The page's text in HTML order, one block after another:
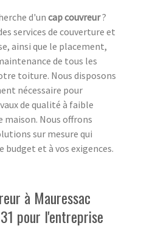
d'un cap couvreur?
services de couverture et
ainsi que le placement,
de tous les
toiture. Nous disposons
nécessaire pour
de qualité à faible
Nous offrons
sur mesure qui
et à vos exigences.
à Mauressac
pour l'entreprise